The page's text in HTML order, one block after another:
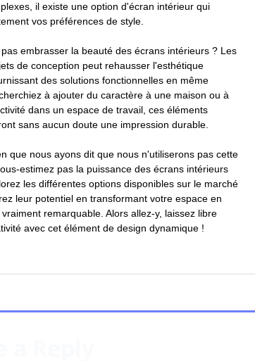
il existe une option d'écran intérieur qui
vos préférences de style.
embrasser la beauté des écrans intérieurs ? Les
de conception peut rehausser l'esthétique
des solutions fonctionnelles en même
à ajouter du caractère à une maison ou à
dans un espace de travail, ces éléments
sans aucun doute une impression durable.
que nous ayons dit que nous n'utiliserons pas cette
estimez pas la puissance des écrans intérieurs
les différentes options disponibles sur le marché
leur potentiel en transformant votre espace en
remarquable. Alors allez-y, laissez libre
avec cet élément de design dynamique !